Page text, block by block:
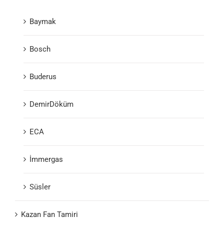
Baymak
Bosch
Buderus
DemirDöküm
ECA
İmmergas
Süsler
Kazan Fan Tamiri